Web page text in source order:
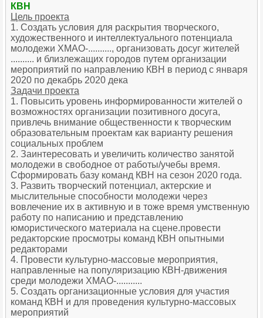
КВН
Цель проекта
1. Создать условия для раскрытия творческого,
художественного и интеллектуального потенциала
молодежи ХМАО-.........., организовать досуг жителей
.......... и близлежащих городов путем организации
мероприятий по направлению КВН в период с января
2020 по декабрь 2020 дека
Задачи проекта
1. Повысить уровень информированности жителей о
возможностях организации позитивного досуга,
привлечь внимание общественности к творческим
образовательным проектам как варианту решения
социальных проблем
2. Заинтересовать и увеличить количество занятой
молодежи в свободное от работы/учебы время.
Сформировать базу команд КВН на сезон 2020 года.
3. Развить творческий потенциал, актерские и
мыслительные способности молодежи через
вовлечение их в активную и в тоже время умственную
работу по написанию и представлению
юмористического материала на сцене.провести
редакторские просмотры команд КВН опытными
редакторами
4. Провести культурно-массовые мероприятия,
направленные на популяризацию КВН-движения
среди молодежи ХМАО-...........
5. Создать организационные условия для участия
команд КВН и для проведения культурно-массовых
мероприятий